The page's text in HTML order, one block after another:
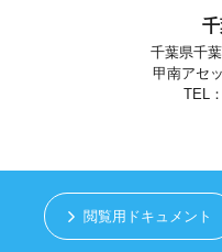
当社の個人情報の取扱に関す
株式会社アイ・ケイ・アイ
千葉県千
甲南アセ
TEL
閲覧用ドキュメント